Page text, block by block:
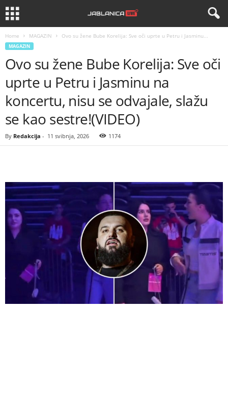
Home MAGAZIN Ovo su žene Bube Korelija: Sve oči uprte u Petru i Jasminu...
MAGAZIN
Ovo su žene Bube Korelija: Sve oči
uprte u Petru i Jasminu na
koncertu, nisu se odvajale, slažu
se kao sestre!(VIDEO)
By Redakcija - 11 svibnja, 2026 1174